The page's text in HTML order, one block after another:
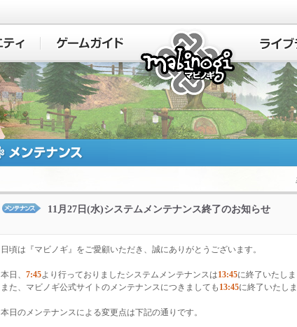
マビ
11月27日(水)システムメンテナンス終了のお知らせ
日頃は『マビノギ』をご愛顧いただき、誠にありがとうございます。
本日、 7:45より行っておりましたシステムメンテナンスは13:45に終了いたしま
また、マビノギ公式サイトのメンテナンスにつきましても 13:45に終了いたしま
本日のメンテナンスによる変更点は下記の通りです。